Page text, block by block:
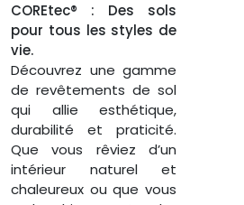
COREtec® : Des sols
pour tous les styles de
vie.
Découvrez une gamme
de revêtements de sol
qui allie esthétique,
durabilité et praticité.
Que vous rêviez d’un
intérieur naturel et
chaleureux ou que vous